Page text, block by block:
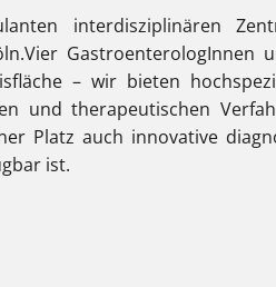
interdisziplinären
GastroenterologInnen
– wir bieten
und therapeutischen
Platz auch innovative
ist.